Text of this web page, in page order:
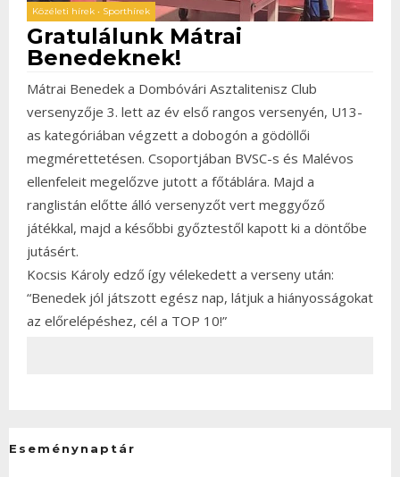
Közéleti hírek • Sporthírek
Gratulálunk Mátrai
Benedeknek!
Mátrai Benedek a Dombóvári Asztalitenisz Club
versenyzője 3. lett az év első rangos versenyén, U13-
as kategóriában végzett a dobogón a gödöllői
megmérettetésen. Csoportjában BVSC-s és Malévos
ellenfeleit megelőzve jutott a főtáblára. Majd a
ranglistán előtte álló versenyzőt vert meggyőző
játékkal, majd a későbbi győztestől kapott ki a döntőbe
jutásért.
Kocsis Károly edző így vélekedett a verseny után:
“Benedek jól játszott egész nap, látjuk a hiányosságokat
az előrelépéshez, cél a TOP 10!”
Eseménynaptár